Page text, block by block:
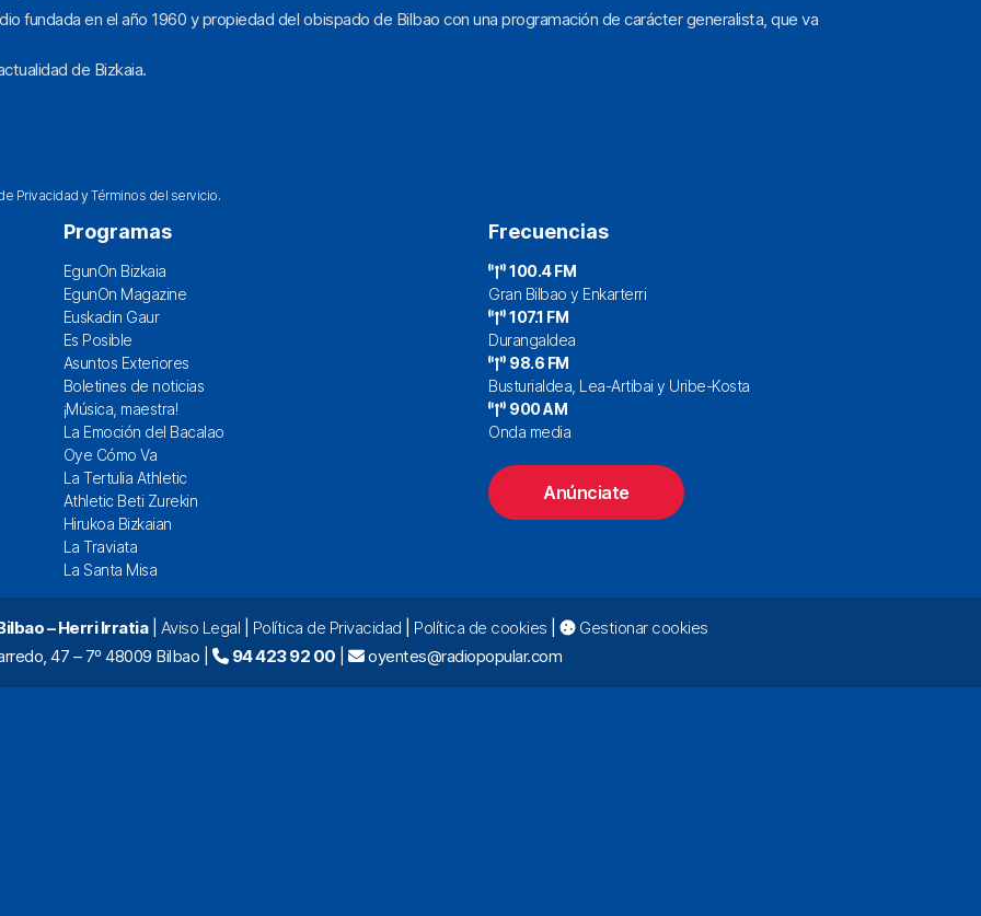
fundada en el año 1960 y propiedad del obispado de Bilbao con una programación de carácter generalista, que va
de Bizkaia.
PrivacidadyTérminos del servicio.
Programas
EgunOn Bizkaia
EgunOn Magazine
Euskadin Gaur
Es Posible
Asuntos Exteriores
Boletines de noticias
¡Música, maestra!
La Emoción del Bacalao
Oye Cómo Va
La Tertulia Athletic
Athletic Beti Zurekin
Hirukoa Bizkaian
La Traviata
La Santa Misa
Frecuencias
100.4 FM
Gran Bilbao y Enkarterri
107.1 FM
Durangaldea
98.6 FM
Busturialdea, Lea-Artibai y Uribe-Kosta
900 AM
Onda media
Anúnciate
– Herri Irratia| Aviso Legal Política de Privacidad Política de cookies
Gestionar cookies
47 – 7º 48009 Bilbao |
94 423 92 00 | oyentes@radiopopular.com